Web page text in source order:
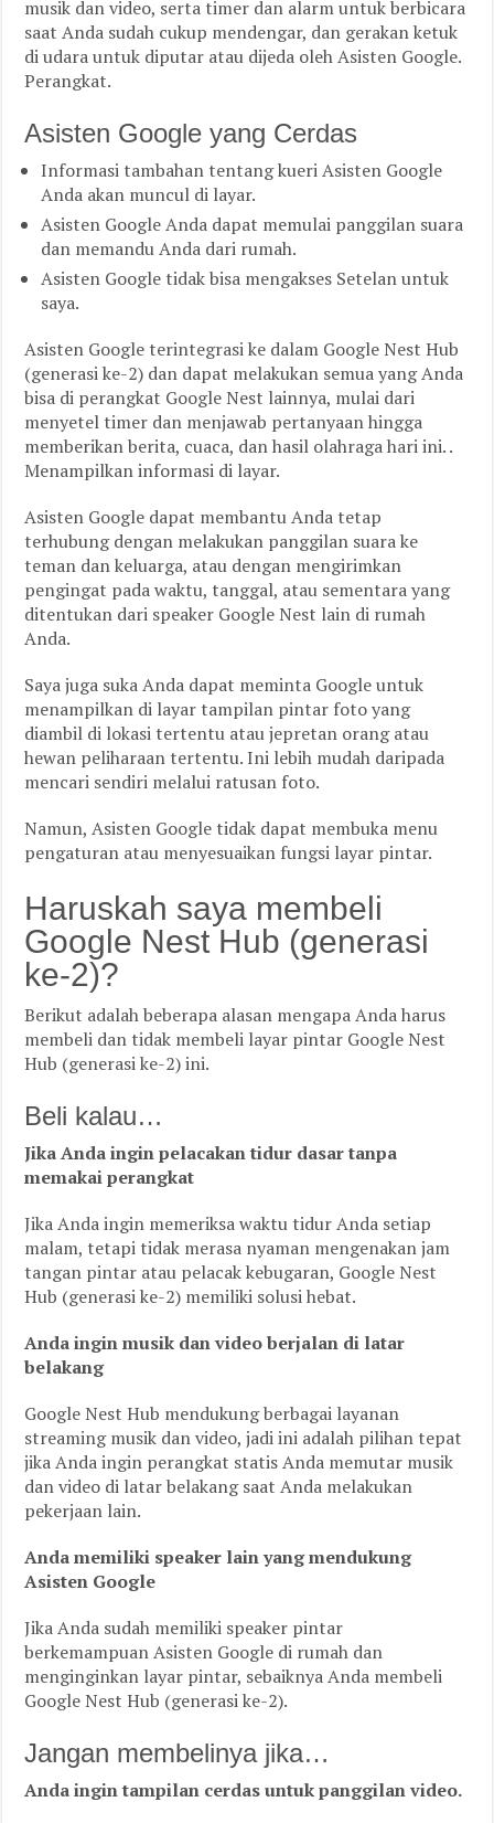
musik dan video, serta timer dan alarm untuk berbicara
saat Anda sudah cukup mendengar, dan gerakan ketuk
di udara untuk diputar atau dijeda oleh Asisten Google.
Perangkat.
Asisten Google yang Cerdas
Informasi tambahan tentang kueri Asisten Google
Anda akan muncul di layar.
Asisten Google Anda dapat memulai panggilan suara
dan memandu Anda dari rumah.
Asisten Google tidak bisa mengakses Setelan untuk
saya.
Asisten Google terintegrasi ke dalam Google Nest Hub
(generasi ke-2) dan dapat melakukan semua yang Anda
bisa di perangkat Google Nest lainnya, mulai dari
menyetel timer dan menjawab pertanyaan hingga
memberikan berita, cuaca, dan hasil olahraga hari ini. .
Menampilkan informasi di layar.
Asisten Google dapat membantu Anda tetap
terhubung dengan melakukan panggilan suara ke
teman dan keluarga, atau dengan mengirimkan
pengingat pada waktu, tanggal, atau sementara yang
ditentukan dari speaker Google Nest lain di rumah
Anda.
Saya juga suka Anda dapat meminta Google untuk
menampilkan di layar tampilan pintar foto yang
diambil di lokasi tertentu atau jepretan orang atau
hewan peliharaan tertentu. Ini lebih mudah daripada
mencari sendiri melalui ratusan foto.
Namun, Asisten Google tidak dapat membuka menu
pengaturan atau menyesuaikan fungsi layar pintar.
Haruskah saya membeli
Google Nest Hub (generasi
ke-2)?
Berikut adalah beberapa alasan mengapa Anda harus
membeli dan tidak membeli layar pintar Google Nest
Hub (generasi ke-2) ini.
Beli kalau…
Jika Anda ingin pelacakan tidur dasar tanpa
memakai perangkat
Jika Anda ingin memeriksa waktu tidur Anda setiap
malam, tetapi tidak merasa nyaman mengenakan jam
tangan pintar atau pelacak kebugaran, Google Nest
Hub (generasi ke-2) memiliki solusi hebat.
Anda ingin musik dan video berjalan di latar
belakang
Google Nest Hub mendukung berbagai layanan
streaming musik dan video, jadi ini adalah pilihan tepat
jika Anda ingin perangkat statis Anda memutar musik
dan video di latar belakang saat Anda melakukan
pekerjaan lain.
Anda memiliki speaker lain yang mendukung
Asisten Google
Jika Anda sudah memiliki speaker pintar
berkemampuan Asisten Google di rumah dan
menginginkan layar pintar, sebaiknya Anda membeli
Google Nest Hub (generasi ke-2).
Jangan membelinya jika…
Anda ingin tampilan cerdas untuk panggilan video.